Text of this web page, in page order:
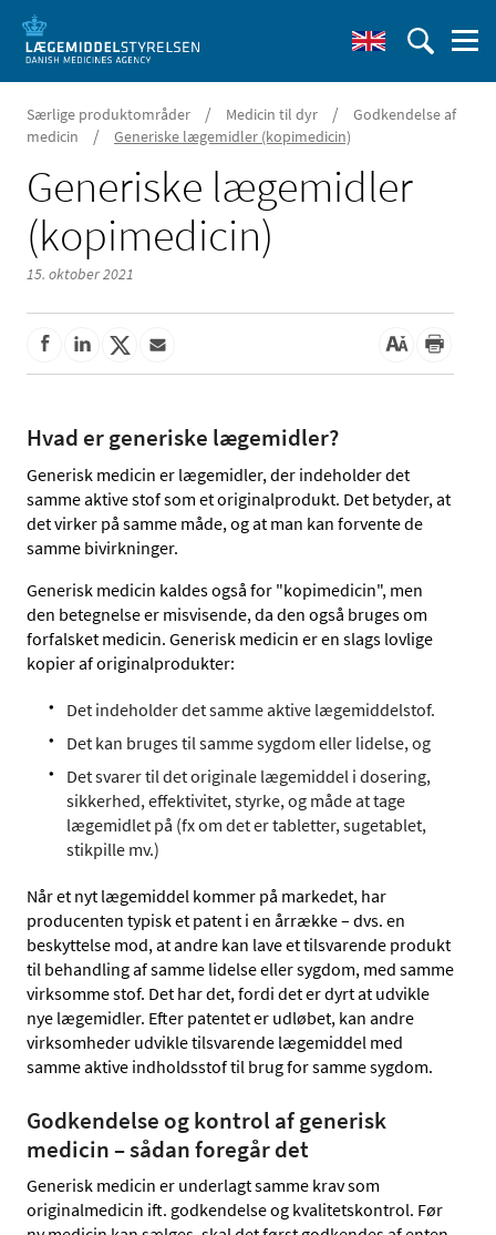
Særlige produktområder / Medicin til dyr /
Godkendelse af
medicin
/ Generiske lægemidler (kopimedicin)
Generiske lægemidler
(kopimedicin)
15. oktober 2021
Hvad er generiske lægemidler?
Generisk medicin er lægemidler, der indeholder det
sammeaktive stofsom et originalprodukt. Det betyder, at
det virker på samme måde, og at man kan forvente de
samme bivirkninger.
Generisk medicin kaldes også for "kopimedicin", men
den betegnelse er misvisende, da den også bruges om
forfalsket medicin. Generisk medicin er en slags lovlige
kopier af originalprodukter:
Det indeholder det samme aktive lægemiddelstof.
Det kan bruges til samme sygdom eller lidelse, og
Det svarer til det originale lægemiddel i dosering,
sikkerhed, effektivitet, styrke, og måde at tage
lægemidlet på (fx om det er tabletter, sugetablet,
stikpille mv.)
Når et nyt lægemiddel kommer på markedet, har
producenten typisk et patent i en årrække – dvs. en
beskyttelse mod, at andre kan lave et tilsvarende produkt
til behandling af samme lidelse eller sygdom, med samme
virksomme stof. Det har det, fordi det er dyrt at udvikle
nye lægemidler. Efter patentet er udløbet, kan andre
virksomheder udvikle tilsvarende lægemiddel med
samme aktive indholdsstof til brug for samme sygdom.
Godkendelse og kontrol af generisk
medicin – sådan foregår det
Generisk medicin er underlagt samme krav som
originalmedicin ift. godkendelse og kvalitetskontrol. Før